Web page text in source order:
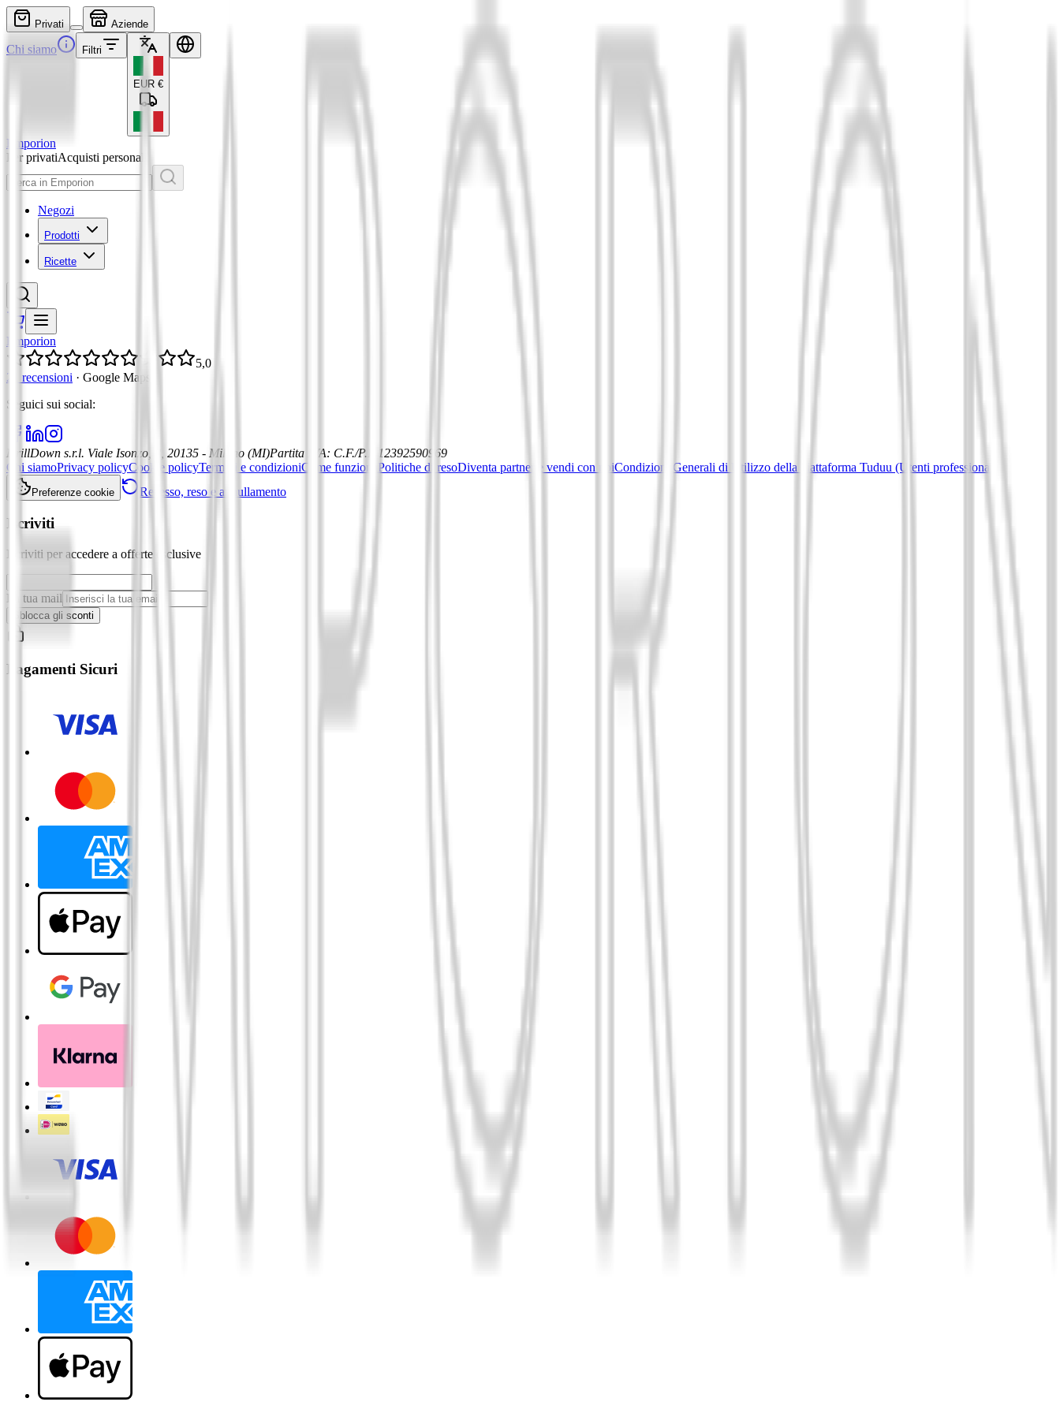
Privati Aziende
Chi siamo Filtri
EUR €
Emporion
Per privatiAcquisti personali
Negozi
Prodotti
Ricette
Emporion
5,0
21 recensioni · Google Maps
Seguici sui social:
DrillDown s.r.l. Viale Isonzo, 8, 20135 - Milano (MI)Partita IVA: C.F./P.I. 12392590969
Chi siamoPrivacy policyCookie policyTermini e condizioniCome funziona Politiche di resoDiventa partner e vendi con noiCondizioni Generali di Utilizzo della piattaforma Tuduu (Utenti professionali)
Preferenze cookie Recesso, reso e annullamento
Iscriviti
Iscriviti per accedere a offerte esclusive
La tua mail
Sblocca gli sconti
Pagamenti Sicuri